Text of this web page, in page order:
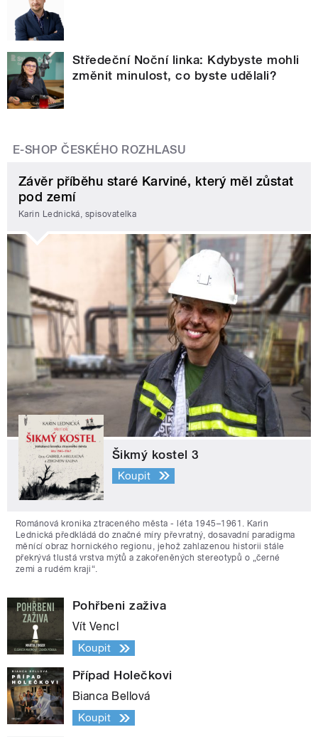
Středeční Noční linka: Kdybyste mohli
změnit minulost, co byste udělali?
E-SHOP ČESKÉHO ROZHLASU
Závěr příběhu staré Karviné, který měl zůstat
pod zemí
Karin Lednická, spisovatelka
Šikmý kostel 3
Koupit
Románová kronika ztraceného města - léta 1945–1961. Karin
Lednická předkládá do značné míry převratný, dosavadní paradigma
měnící obraz hornického regionu, jehož zahlazenou historii stále
překrývá tlustá vrstva mýtů a zakořeněných stereotypů o „černé
zemi a rudém kraji“.
Pohřbeni zaživa
Vít Vencl
Koupit
Případ Holečkovi
Bianca Bellová
Koupit